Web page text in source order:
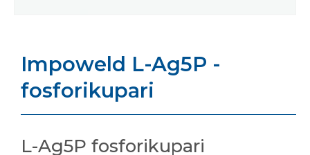
Impoweld L-Ag5P -
fosforikupari
L-Ag5P fosforikupari